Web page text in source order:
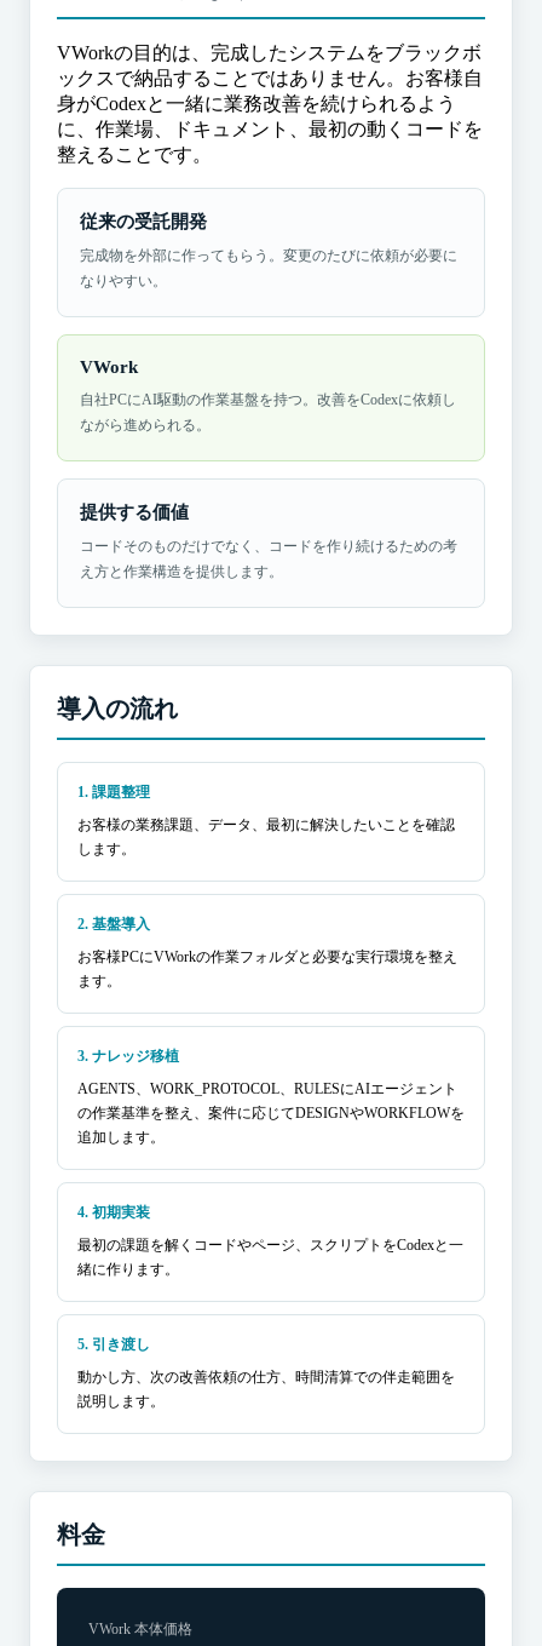
VWorkの目的は、完成したシステムをブラックボ
ックスで納品することではありません。お客様自
身がCodexと一緒に業務改善を続けられるよう
に、作業場、ドキュメント、最初の動くコードを
整えることです。
従来の受託開発
完成物を外部に作ってもらう。変更のたびに依頼が必要に
なりやすい。
VWork
自社PCにAI駆動の作業基盤を持つ。改善をCodexに依頼し
ながら進められる。
提供する価値
コードそのものだけでなく、コードを作り続けるための考
え方と作業構造を提供します。
導入の流れ
1. 課題整理
お客様の業務課題、データ、最初に解決したいことを確認
します。
2. 基盤導入
お客様PCにVWorkの作業フォルダと必要な実行環境を整え
ます。
3. ナレッジ移植
AGENTS、WORK_PROTOCOL、RULESにAIエージェント
の作業基準を整え、案件に応じてDESIGNやWORKFLOWを
追加します。
4. 初期実装
最初の課題を解くコードやページ、スクリプトをCodexと一
緒に作ります。
5. 引き渡し
動かし方、次の改善依頼の仕方、時間清算での伴走範囲を
説明します。
料金
VWork 本体価格